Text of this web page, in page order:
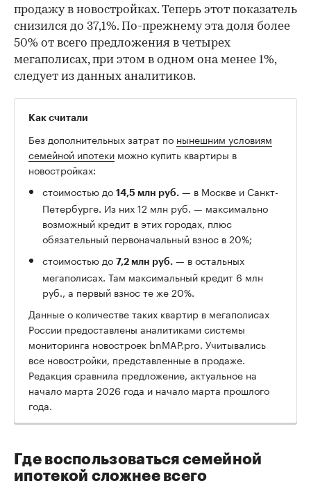
продажу в новостройках. Теперь этот показатель
снизился до 37,1%. По-прежнему эта доля более
50% от всего предложения в четырех
мегаполисах, при этом в одном она менее 1%,
следует из данных аналитиков.
Как считали
Без дополнительных затрат по нынешним условиям
семейной ипотеки можно купить квартиры в
новостройках:
стоимостью до 14,5 млн руб. — в Москве и Санкт-
Петербурге. Из них 12 млн руб. — максимально
возможный кредит в этих городах, плюс
обязательный первоначальный взнос в 20%;
стоимостью до 7,2 млн руб. — в остальных
мегаполисах. Там максимальный кредит 6 млн
руб., а первый взнос те же 20%.
Данные о количестве таких квартир в мегаполисах
России предоставлены аналитиками системы
мониторинга новостроек bnMAP.pro. Учитывались
все новостройки, представленные в продаже.
Редакция сравнила предложение, актуальное на
начало марта 2026 года и начало марта прошлого
года.
Где воспользоваться семейной
ипотекой сложнее всего